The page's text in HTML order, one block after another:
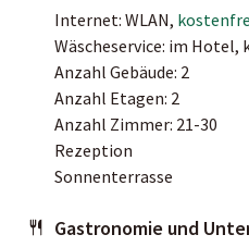
Internet: WLAN,
Wäscheservice: im
Anzahl Gebäude: 2
Anzahl Etagen: 2
Anzahl Zimmer: 21-30
Rezeption
Sonnenterrasse
Gastronomie und